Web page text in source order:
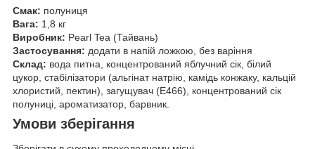
Смак: полуниця
Вага: 1,8 кг
Виробник: Pearl Tea (Тайвань)
Застосування: додати в напій ложкою, без варіння
Склад: вода питна, концентрований яблучний сік, білий
цукор, стабілізатори (альгінат натрію, камідь конжаку, кальцій
хлористий, пектин), загущувач (Е466), концентрований сік
полуниці, ароматизатор, барвник.
Умови зберігання